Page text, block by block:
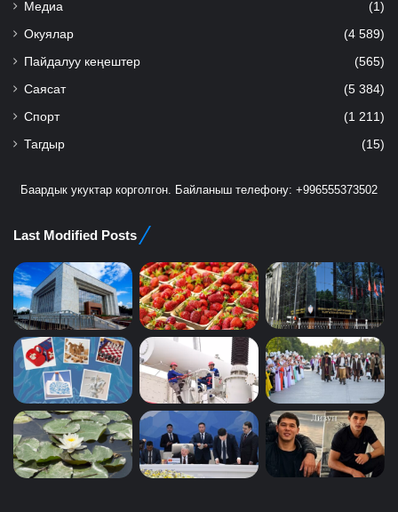
Медиа (1)
Окуялар (4 589)
Пайдалуу кеңештер (565)
Саясат (5 384)
Спорт (1 211)
Тагдыр (15)
Баардык укуктар корголгон. Байланыш телефону: +996555373502
Last Modified Posts